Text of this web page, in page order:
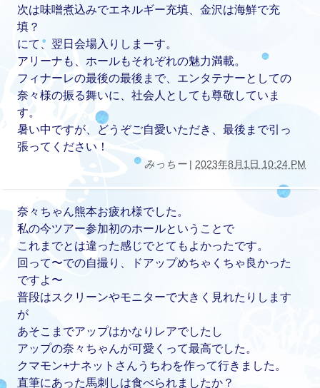
次は味噌煮込みでエネルギー充填、金沢は海鮮で充
填？
にて、翌日会場入りしまーす。
アリーナも、ホールもそれぞれの魅力満載。
フィナーレの最後の最後まで、エンタテナーとしての
奈々様の振る舞いに、社会人としても尊敬していま
す。
暑い中ですが、どうぞご自愛いただき、最後まで引っ
張ってください！
みっちー| 2023年8月1日 10:24 PM
奈々ちゃん熊本お疲れ様でした。
私の今ツアー参加初のホールということで
これまでとは違った感じでとてもよかったです。
回って〜での自撮り、ドアップめちゃくちゃ良かった
ですよ〜
普段はスクリーンやモニターで大きく見れたりします
が
あそこまでアップはかなりレアでしたし
アップの奈々ちゃんが可愛くって最高でした。
クマモン+ナネットさんうちわを作って行きました。
直筆にあった馬刺しは食べられましたか？